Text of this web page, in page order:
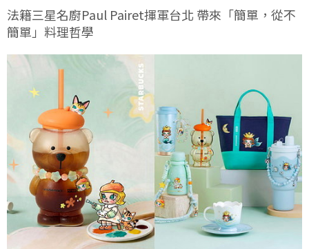
法籍三星名廚Paul Pairet揮軍台北 帶來「簡單，從不
簡單」料理哲學